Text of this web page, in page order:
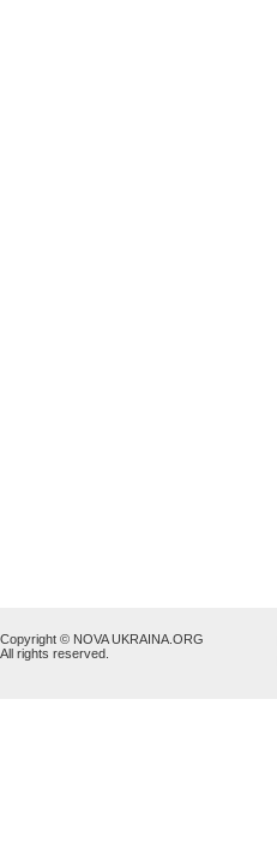
Copyright © NOVA UKRAINA.ORG
All rights reserved.